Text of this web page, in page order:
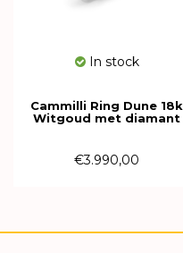
In stock
Cammilli Ring Dune 18k
Witgoud met diamant
€3.990,00